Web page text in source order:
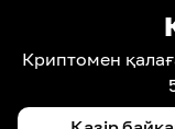
Криптомен